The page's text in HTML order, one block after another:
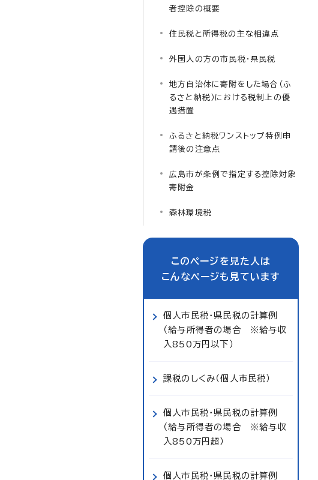
者控除の概要
住民税と所得税の主な相違点
外国人の方の市民税・県民税
地方自治体に寄附をした場合（ふ
るさと納税）における税制上の優
遇措置
ふるさと納税ワンストップ特例申
請後の注意点
広島市が条例で指定する控除対象
寄附金
森林環境税
このページを見た人は
こんなページも見ています
個人市民税・県民税の計算例
（給与所得者の場合 ※給与収
入850万円以下）
課税のしくみ（個人市民税）
個人市民税・県民税の計算例
（給与所得者の場合 ※給与収
入850万円超）
個人市民税・県民税の計算例